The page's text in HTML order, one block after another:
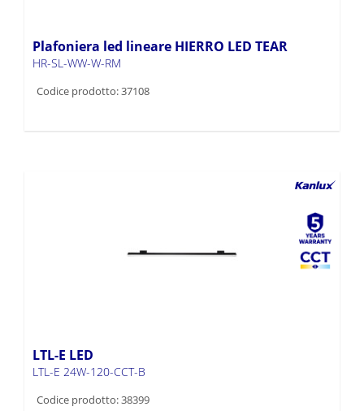
Plafoniera led lineare HIERRO LED TEAR
HR-SL-WW-W-RM
Codice prodotto: 37108
LTL-E LED
LTL-E 24W-120-CCT-B
Codice prodotto: 38399